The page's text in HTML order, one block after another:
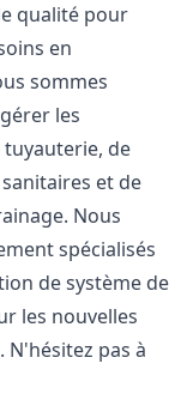
qualité pour
en
sommes
les
de
et de
Nous
spécialisés
de système de
les nouvelles
pas à